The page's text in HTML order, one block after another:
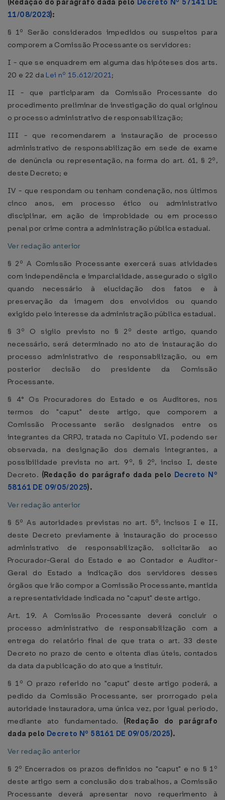
(Redação do parágrafo dada pelo Decreto Nº 57141 DE
11/08/2023):
§ 1º Serão considerados impedidos ou suspeitos para
comporem a Comissão Processante os servidores:
I - que se enquadrem em alguma das hipóteses dos arts.
20 e 22 da Lei nº 15.612/2021;
II - que participaram da Comissão Processante do
procedimento preliminar de investigação do qual originou
o processo administrativo de responsabilização;
III - que recomendarem a instauração de processo
administrativo de responsabilização em sede de exame
de denúncia ou representação, na forma do art. 61, § 2º,
deste Decreto; e
IV - que respondam ou tenham condenação, nos últimos
cinco anos, em processo ético ou administrativo
disciplinar, em ação de improbidade ou em processo
penal por crime contra a administração pública estadual.
Ver redação anterior
§ 2º A Comissão Processante exercerá suas atividades
com independência e imparcialidade, assegurado o sigilo
quando necessário à elucidação dos fatos e à
preservação da imagem dos envolvidos ou quando
exigido pelo interesse da administração pública estadual.
§ 3º O sigilo previsto no § 2º deste artigo, quando
necessário, será determinado no ato de instauração do
processo administrativo de responsabilização, ou em
posterior decisão do presidente da Comissão
Processante.
§ 4° Os Procuradores do Estado e os Auditores, nos
termos do "caput" deste artigo, que comporem a
Comissão Processante serão designados entre os
integrantes da CRPJ, tratada no Capítulo VI, podendo ser
observada, na designação dos demais integrantes, a
possibilidade prevista no art. 9º, § 2º, inciso I, deste
Decreto. (Redação do parágrafo dada pelo Decreto Nº
58161 DE 09/05/2025).
Ver redação anterior
§ 5º As autoridades previstas no art. 5º, incisos I e II,
deste Decreto previamente à instauração do processo
administrativo de responsabilização, solicitarão ao
Procurador-Geral do Estado e ao Contador e Auditor-
Geral do Estado a indicação dos servidores desses
órgãos que irão compor a Comissão Processante, mantida
a representatividade indicada no "caput" deste artigo.
Art. 19. A Comissão Processante deverá concluir o
processo administrativo de responsabilização com a
entrega do relatório final de que trata o art. 33 deste
Decreto no prazo de cento e oitenta dias úteis, contados
da data da publicação do ato que a instituir.
§ 1º O prazo referido no "caput" deste artigo poderá, a
pedido da Comissão Processante, ser prorrogado pela
autoridade instauradora, uma única vez, por igual período,
mediante ato fundamentado. (Redação do parágrafo
dada pelo Decreto Nº 58161 DE 09/05/2025).
Ver redação anterior
§ 2º Encerrados os prazos definidos no "caput" e no § 1º
deste artigo sem a conclusão dos trabalhos, a Comissão
Processante deverá apresentar novo requerimento à